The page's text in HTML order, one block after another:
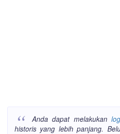
Anda dapat melakukan
historis yang lebih panjang.